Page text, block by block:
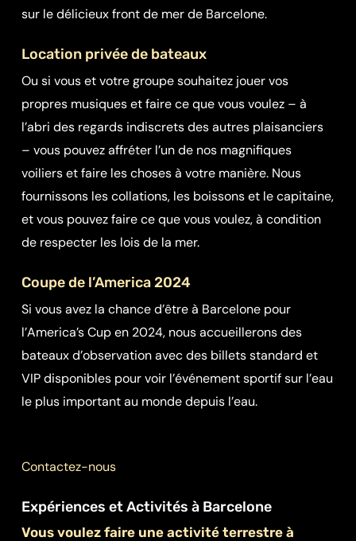
sur le délicieux front de mer de Barcelone.
Location privée de bateaux
Ou si vous et votre groupe souhaitez jouer vos
propres musiques et faire ce que vous voulez – à
l’abri des regards indiscrets des autres plaisanciers
– vous pouvez affréter l’un de nos magnifiques
voiliers et faire les choses à votre manière. Nous
fournissons les collations, les boissons et le capitaine,
et vous pouvez faire ce que vous voulez, à condition
de respecter les lois de la mer.
Coupe de l’America 2024
Si vous avez la chance d’être à Barcelone pour
l’America’s Cup en 2024, nous accueillerons des
bateaux d’observation avec des billets standard et
VIP disponibles pour voir l’événement sportif sur l’eau
le plus important au monde depuis l’eau.
Contactez-nous
Expériences et Activités à Barcelone
Vous voulez faire une activité terrestre à